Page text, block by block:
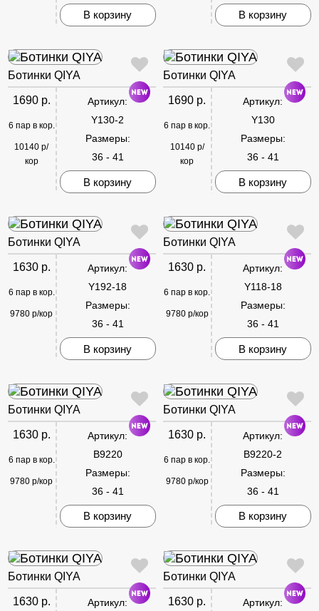
В корзину В корзину
Ботинки QIYA
1690 р.
6 пар в кор.
10140 р/
кор
Артикул:
Y130-2
Размеры:
36 - 41
В корзину
Ботинки QIYA
1690 р.
6 пар в кор.
10140 р/
кор
Артикул:
Y130
Размеры:
36 - 41
В корзину
Ботинки QIYA
1630 р.
6 пар в кор.
9780 р/кор
Артикул:
Y192-18
Размеры:
36 - 41
В корзину
Ботинки QIYA
1630 р.
6 пар в кор.
9780 р/кор
Артикул:
Y118-18
Размеры:
36 - 41
В корзину
Ботинки QIYA
1630 р.
6 пар в кор.
9780 р/кор
Артикул:
B9220
Размеры:
36 - 41
В корзину
Ботинки QIYA
1630 р.
6 пар в кор.
9780 р/кор
Артикул:
B9220-2
Размеры:
36 - 41
В корзину
Ботинки QIYA
1630 р. Артикул:
Ботинки QIYA
1630 р. Артикул: